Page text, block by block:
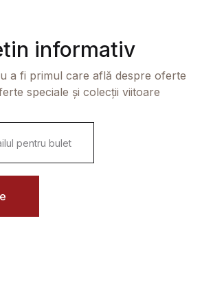
informativ
a fi primul care află despre oferte
speciale și colecții viitoare